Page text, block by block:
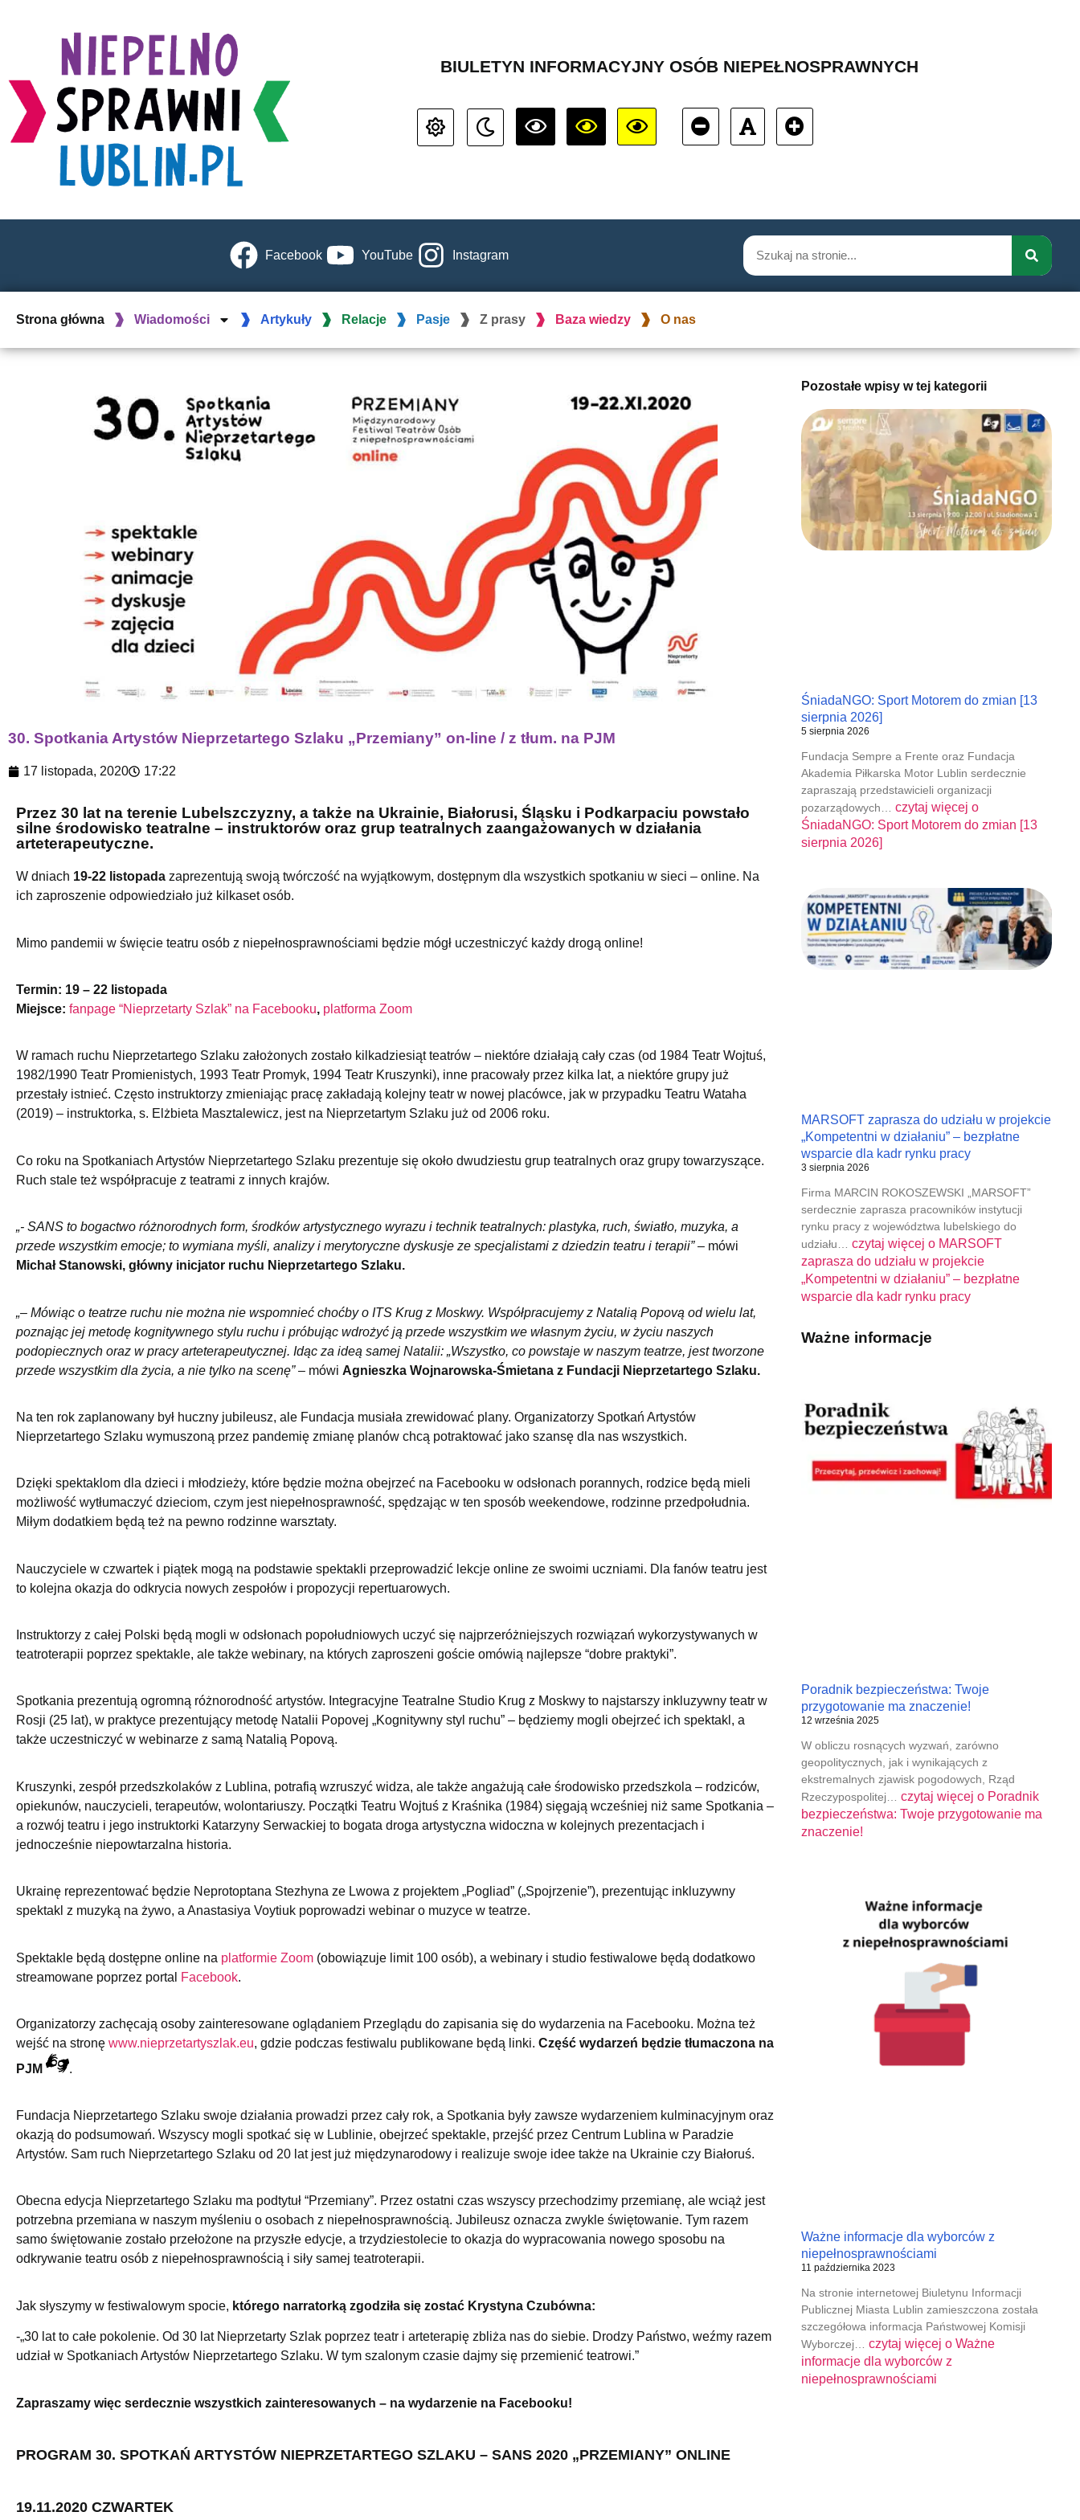
BIULETYN INFORMACYJNY OSÓB NIEPEŁNOSPRAWNYCH
Facebook YouTube Instagram
Strona główna Wiadomości Artykuły Relacje Pasje Z prasy Baza wiedzy O nas
30. Spotkania Artystów Nieprzetartego Szlaku „Przemiany” on-line / z tłum. na PJM
17 listopada, 2020 17:22
Przez 30 lat na terenie Lubelszczyzny, a także na Ukrainie, Białorusi, Śląsku i Podkarpaciu powstało
silne środowisko teatralne – instruktorów oraz grup teatralnych zaangażowanych w działania
arteterapeutyczne.
W dniach 19-22 listopada zaprezentują swoją twórczość na wyjątkowym, dostępnym dla wszystkich spotkaniu w sieci – online. Na
ich zaproszenie odpowiedziało już kilkaset osób.
Mimo pandemii w święcie teatru osób z niepełnosprawnościami będzie mógł uczestniczyć każdy drogą online!
Termin: 19 – 22 listopada
Miejsce: fanpage “Nieprzetarty Szlak” na Facebooku, platforma Zoom
W ramach ruchu Nieprzetartego Szlaku założonych zostało kilkadziesiąt teatrów – niektóre działają cały czas (od 1984 Teatr Wojtuś,
1982/1990 Teatr Promienistych, 1993 Teatr Promyk, 1994 Teatr Kruszynki), inne pracowały przez kilka lat, a niektóre grupy już
przestały istnieć. Często instruktorzy zmieniając pracę zakładają kolejny teatr w nowej placówce, jak w przypadku Teatru Wataha
(2019) – instruktorka, s. Elżbieta Masztalewicz, jest na Nieprzetartym Szlaku już od 2006 roku.
Co roku na Spotkaniach Artystów Nieprzetartego Szlaku prezentuje się około dwudziestu grup teatralnych oraz grupy towarzyszące.
Ruch stale też współpracuje z teatrami z innych krajów.
„- SANS to bogactwo różnorodnych form, środków artystycznego wyrazu i technik teatralnych: plastyka, ruch, światło, muzyka, a
przede wszystkim emocje; to wymiana myśli, analizy i merytoryczne dyskusje ze specjalistami z dziedzin teatru i terapii”– mówi
Michał Stanowski, główny inicjator ruchu Nieprzetartego Szlaku.
„– Mówiąc o teatrze ruchu nie można nie wspomnieć choćby o ITS Krug z Moskwy. Współpracujemy z Natalią Popovą od wielu lat,
poznając jej metodę kognitywnego stylu ruchu i próbując wdrożyć ją przede wszystkim we własnym życiu, w życiu naszych
podopiecznych oraz w pracy arteterapeutycznej. Idąc za ideą samej Natalii: „Wszystko, co powstaje w naszym teatrze, jest tworzone
przede wszystkim dla życia, a nie tylko na scenę”– mówi Agnieszka Wojnarowska-Śmietana z Fundacji Nieprzetartego Szlaku.
Na ten rok zaplanowany był huczny jubileusz, ale Fundacja musiała zrewidować plany. Organizatorzy Spotkań Artystów
Nieprzetartego Szlaku wymuszoną przez pandemię zmianę planów chcą potraktować jako szansę dla nas wszystkich.
Dzięki spektaklom dla dzieci i młodzieży, które będzie można obejrzeć na Facebooku w odsłonach porannych, rodzice będą mieli
możliwość wytłumaczyć dzieciom, czym jest niepełnosprawność, spędzając w ten sposób weekendowe, rodzinne przedpołudnia.
Miłym dodatkiem będą też na pewno rodzinne warsztaty.
Nauczyciele w czwartek i piątek mogą na podstawie spektakli przeprowadzić lekcje online ze swoimi uczniami. Dla fanów teatru jest
to kolejna okazja do odkrycia nowych zespołów i propozycji repertuarowych.
Instruktorzy z całej Polski będą mogli w odsłonach popołudniowych uczyć się najprzeróżniejszych rozwiązań wykorzystywanych w
teatroterapii poprzez spektakle, ale także webinary, na których zaproszeni goście omówią najlepsze “dobre praktyki”.
Spotkania prezentują ogromną różnorodność artystów. Integracyjne Teatralne Studio Krug z Moskwy to najstarszy inkluzywny teatr w
Rosji (25 lat), w praktyce prezentujący metodę Natalii Popovej „Kognitywny styl ruchu” – będziemy mogli obejrzeć ich spektakl, a
także uczestniczyć w webinarze z samą Natalią Popovą.
Kruszynki, zespół przedszkolaków z Lublina, potrafią wzruszyć widza, ale także angażują całe środowisko przedszkola – rodziców,
opiekunów, nauczycieli, terapeutów, wolontariuszy. Początki Teatru Wojtuś z Kraśnika (1984) sięgają wcześniej niż same Spotkania –
a rozwój teatru i jego instruktorki Katarzyny Serwackiej to bogata droga artystyczna widoczna w kolejnych prezentacjach i
jednocześnie niepowtarzalna historia.
Ukrainę reprezentować będzie Neprotoptana Stezhyna ze Lwowa z projektem „Pogliad” („Spojrzenie”), prezentując inkluzywny
spektakl z muzyką na żywo, a Anastasiya Voytiuk poprowadzi webinar o muzyce w teatrze.
Spektakle będą dostępne online na platformie Zoom (obowiązuje limit 100 osób), a webinary i studio festiwalowe będą dodatkowo
streamowane poprzez portal
Facebook.
Organizatorzy zachęcają osoby zainteresowane oglądaniem Przeglądu do zapisania się do wydarzenia na Facebooku. Można też
wejść na stronę www.nieprzetartyszlak.eu, gdzie podczas festiwalu publikowane będą linki. Część wydarzeń będzie tłumaczona na
PJM
.
Fundacja Nieprzetartego Szlaku swoje działania prowadzi przez cały rok, a Spotkania były zawsze wydarzeniem kulminacyjnym oraz
okazją do podsumowań. Wszyscy mogli spotkać się w Lublinie, obejrzeć spektakle, przejść przez Centrum Lublina w Paradzie
Artystów. Sam ruch Nieprzetartego Szlaku od 20 lat jest już międzynarodowy i realizuje swoje idee także na Ukrainie czy Białoruś.
Obecna edycja Nieprzetartego Szlaku ma podtytuł “Przemiany”. Przez ostatni czas wszyscy przechodzimy przemianę, ale wciąż jest
potrzebna przemiana w naszym myśleniu o osobach z niepełnosprawnością. Jubileusz oznacza zwykle świętowanie. Tym razem
samo świętowanie zostało przełożone na przyszłe edycje, a trzydziestolecie to okazja do wypracowania nowego sposobu na
odkrywanie teatru osób z niepełnosprawnością i siły samej teatroterapii.
Jak słyszymy w festiwalowym spocie, którego narratorką zgodziła się zostać Krystyna Czubówna:
-„30 lat to całe pokolenie. Od 30 lat Nieprzetarty Szlak poprzez teatr i arteterapię zbliża nas do siebie. Drodzy Państwo, weźmy razem
udział w Spotkaniach Artystów Nieprzetartego Szlaku. W tym szalonym czasie dajmy się przemienić teatrowi.”
Zapraszamy więc serdecznie wszystkich zainteresowanych – na wydarzenie na Facebooku!
PROGRAM 30. SPOTKAŃ ARTYSTÓW NIEPRZETARTEGO SZLAKU – SANS 2020 „PRZEMIANY” ONLINE
19.11.2020 CZWARTEK
Pozostałe wpisy w tej kategorii
ŚniadaNGO: Sport Motorem do zmian [13
sierpnia 2026]
5 sierpnia 2026
Fundacja Sempre a Frente oraz Fundacja
Akademia Piłkarska Motor Lublin serdecznie
zapraszają przedstawicieli organizacji
pozarządowych… czytaj więcej o
ŚniadaNGO: Sport Motorem do zmian [13
sierpnia 2026]
MARSOFT zaprasza do udziału w projekcie
„Kompetentni w działaniu” – bezpłatne
wsparcie dla kadr rynku pracy
3 sierpnia 2026
Firma MARCIN ROKOSZEWSKI „MARSOFT”
serdecznie zaprasza pracowników instytucji
rynku pracy z województwa lubelskiego do
udziału… czytaj więcej oMARSOFT
zaprasza do udziału w projekcie
„Kompetentni w działaniu” – bezpłatne
wsparcie dla kadr rynku pracy
Ważne informacje
Poradnik bezpieczeństwa: Twoje
przygotowanie ma znaczenie!
12 września 2025
W obliczu rosnących wyzwań, zarówno
geopolitycznych, jak i wynikających z
ekstremalnych zjawisk pogodowych, Rząd
Rzeczypospolitej… czytaj więcej oPoradnik
bezpieczeństwa: Twoje przygotowanie ma
znaczenie!
Ważne informacje dla wyborców z
niepełnosprawnościami
11 października 2023
Na stronie internetowej Biuletynu Informacji
Publicznej Miasta Lublin zamieszczona została
szczegółowa informacja Państwowej Komisji
Wyborczej… czytaj więcej oWażne
informacje dla wyborców z
niepełnosprawnościami